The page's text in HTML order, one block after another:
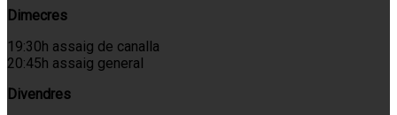
Dimecres
19:30h assaig de canalla
20:45h assaig general
Divendres